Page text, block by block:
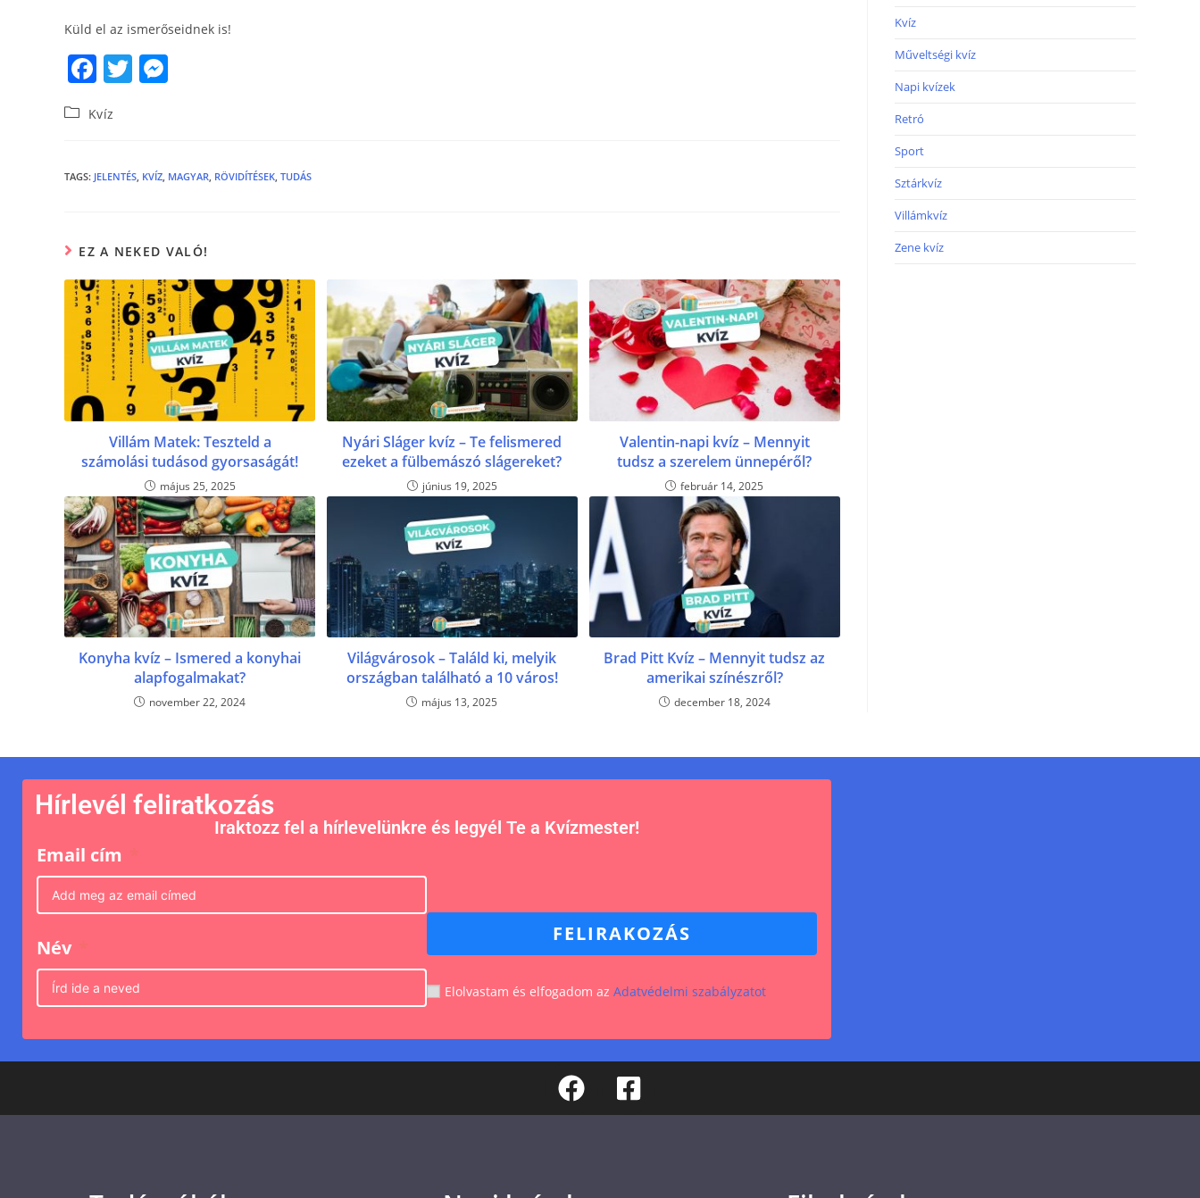
Küld el az ismerőseidnek is!
F
c
b
o
k
T
n
er
Kvíz
TAGS: JELENTÉS, KVÍZ, MAGYAR, RÖVIDÍTÉSEK, TUDÁS
EZ A NEKED VALÓ!
Villám Matek: Teszteld a
számolási tudásod gyorsaságát!
május 25, 2025
Nyári Sláger kvíz – Te felismered
ezeket a fülbemászó slágereket?
június 19, 2025
Valentin-napi kvíz – Mennyit
tudsz a szerelem ünnepéről?
február 14, 2025
Konyha kvíz – Ismered a konyhai
alapfogalmakat?
november 22, 2024
Világvárosok – Találd ki, melyik
országban található a 10 város!
május 13, 2025
Brad Pitt Kvíz – Mennyit tudsz az
amerikai színészről?
december 18, 2024
Kvíz
Műveltségi kvíz
Napi kvízek
Retró
Sport
Sztárkvíz
Villámkvíz
Zene kvíz
Hírlevél feliratkozás
Iraktozz fel a hírlevelünkre és legyél Te a Kvízmester!
Email cím
Név
FELIRAKOZÁS
Elolvastam és elfogadom az Adatvédelmi szabályzatot